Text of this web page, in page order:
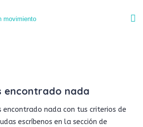
encontrado nada
encontrado nada con tus criterios de
escríbenos en la sección de